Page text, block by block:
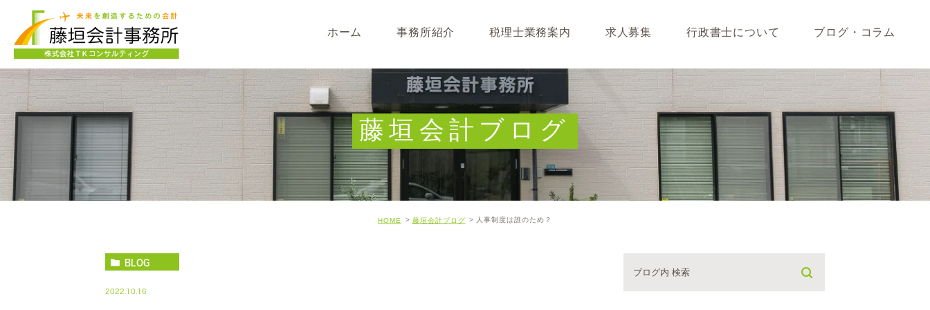
ホーム 事務所紹介
事務所･スタッフ紹介
求人募集
税理士業務案内
なぜ税理士が必要なのか
キャッシュフロー経営について
開業･経営支援について
相続について･事業承継について
求人募集 行政書士について ブログ・コラム
藤垣会計ブログ
行政書士川島ブログ
365BLOG
コラム
藤垣会計ブログ
HOME 藤垣会計ブログ 人事制度は誰のため？
BLOG
2022.10.16